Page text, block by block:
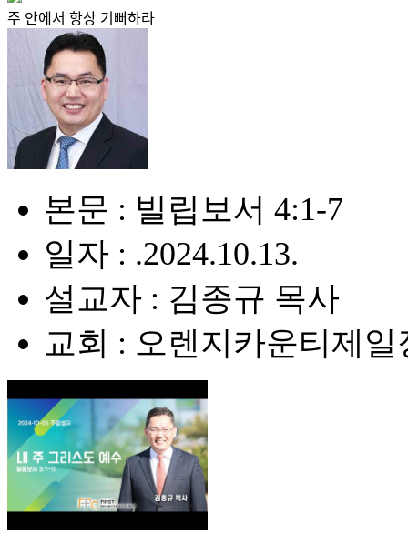
주 안에서 항상 기뻐하라
본문 : 빌립보서 4:1-7
일자 : .2024.10.13.
설교자 : 김종규 목사
교회 : 오렌지카운티제일